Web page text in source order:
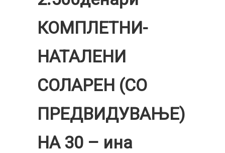
КОМПЛЕТНИ-
НАТАЛЕНИ
СОЛАРЕН (СО
ПРЕДВИДУВАЊЕ)
НА 30 – ина